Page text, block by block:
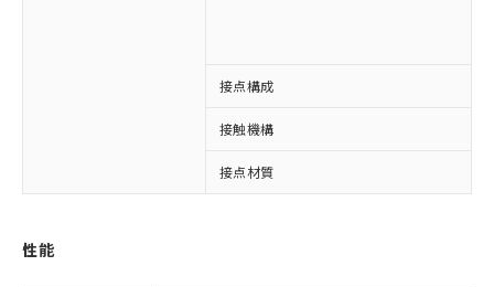
接点構成
接触機構
接点材質
性能